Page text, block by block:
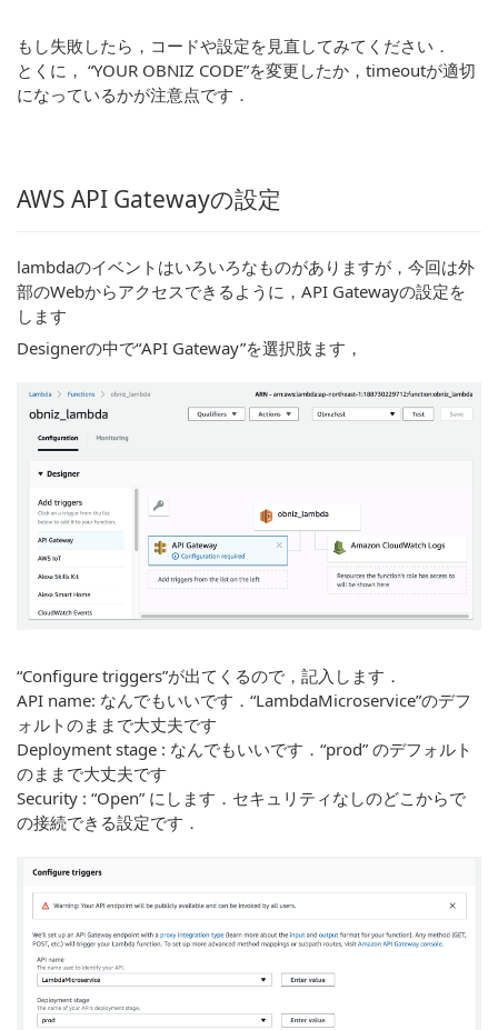
もし失敗したら，コードや設定を見直してみてください．
とくに， “YOUR OBNIZ CODE”を変更したか，timeoutが適切
になっているかが注意点です．
AWS API Gatewayの設定
lambdaのイベントはいろいろなものがありますが，今回は外
部のWebからアクセスできるように，API Gatewayの設定を
します
Designerの中で“API Gateway”を選択肢ます，
“Configure triggers”が出てくるので，記入します．
API name: なんでもいいです．“LambdaMicroservice”のデフ
ォルトのままで大丈夫です
Deployment stage : なんでもいいです．“prod” のデフォルト
のままで大丈夫です
Security : “Open” にします．セキュリティなしのどこからで
の接続できる設定です．